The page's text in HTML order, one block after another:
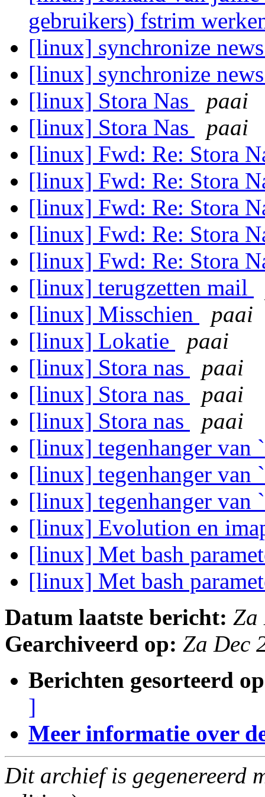
gebruikers) fstrim
[linux] synchronize
[linux] synchronize
[linux] Stora Nas
paai
[linux] Stora Nas
paai
[linux] Fwd: Re: Stora
[linux] Fwd: Re: Stora
[linux] Fwd: Re: Stora
[linux] Fwd: Re: Stora
[linux] Fwd: Re: Stora
[linux] terugzetten mail
[linux] Misschien
paai
[linux] Lokatie
paai
[linux] Stora nas
paai
[linux] Stora nas
paai
[linux] Stora nas
paai
[linux] tegenhanger van
[linux] tegenhanger van
[linux] tegenhanger van
[linux] Evolution en
[linux] Met bash
[linux] Met bash
Datum laatste bericht: Za
Gearchiveerd op: Za Dec
Berichten gesorteerd
]
Meer informatie over
Dit archief is gegenereerd